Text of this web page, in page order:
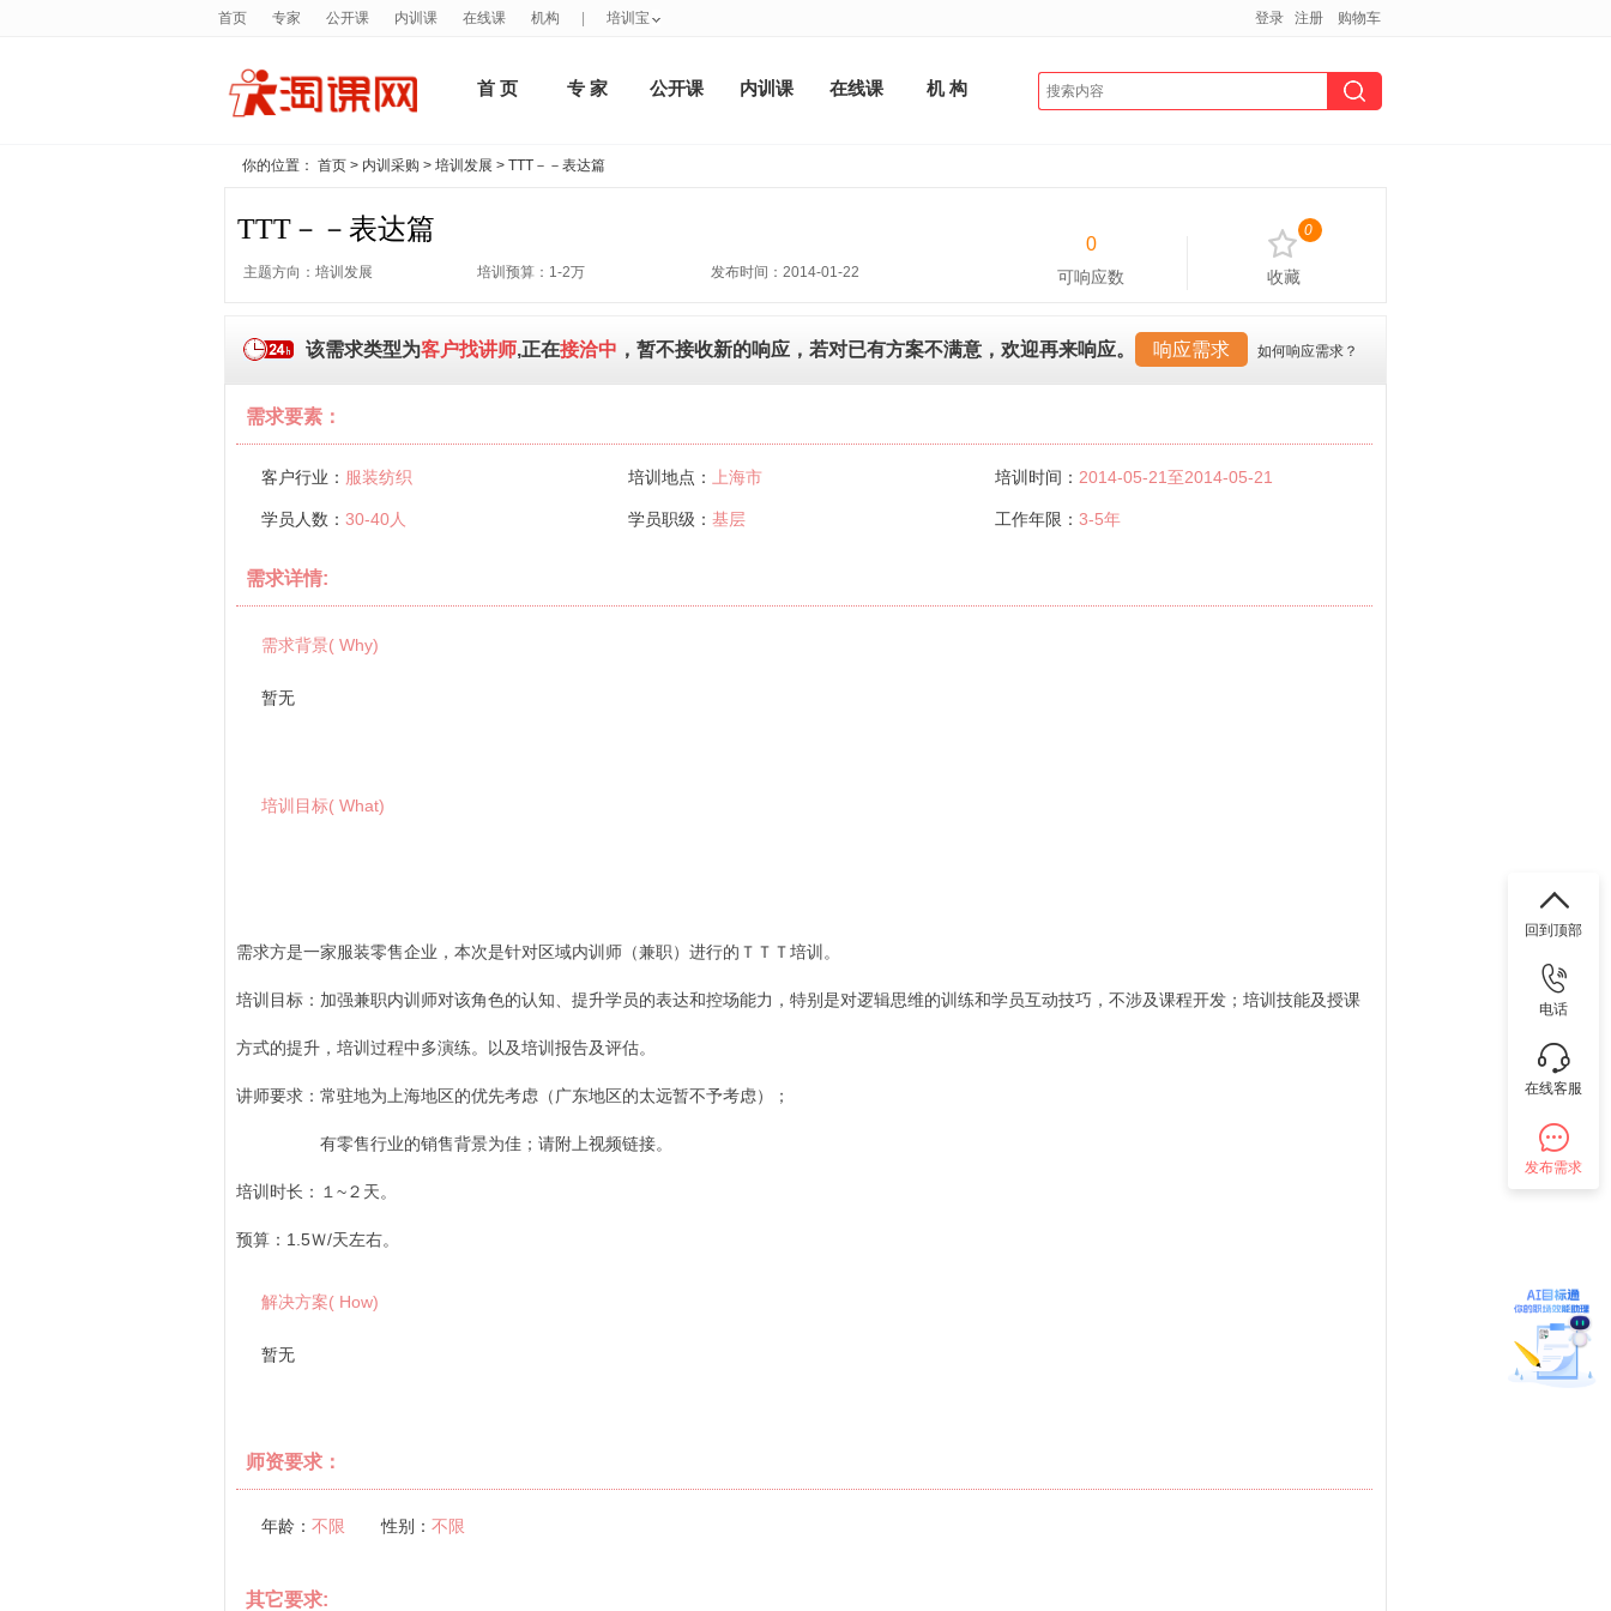
首页 专家 公开课 内训课 在线课 机构 培训宝 登录 注册 购物车
首 页 专 家 公开课 内训课 在线课 机 构
你的位置： 首页 > 内训采购 > 培训发展 > TTT－－表达篇
TTT－－表达篇
主题方向：培训发展 培训预算：1-2万 发布时间：2014-01-22
0
可响应数
0
收藏
响应需求 如何响应需求？
该需求类型为客户找讲师,正在接洽中 ，暂不接收新的响应，若对已有方案不满意，欢迎再来响应。
需求要素：
客户行业： 服装纺织 培训地点： 上海市 培训时间： 2014-05-21至2014-05-21
学员人数： 30-40人 学员职级： 基层 工作年限： 3-5年
需求详情:
需求背景( Why)
暂无
培训目标( What)
需求方是一家服装零售企业，本次是针对区域内训师（兼职）进行的ＴＴＴ培训。
培训目标：加强兼职内训师对该角色的认知、提升学员的表达和控场能力，特别是对逻辑思维的训练和学员互动技巧，不涉及课程开发；培训技能及授课
方式的提升，培训过程中多演练。以及培训报告及评估。
讲师要求：常驻地为上海地区的优先考虑（广东地区的太远暂不予考虑）；
有零售行业的销售背景为佳；请附上视频链接。
培训时长：１~２天。
预算：1.5Ｗ/天左右。
解决方案( How)
暂无
师资要求：
年龄： 不限 性别： 不限
其它要求:
回到顶部
电话
在线客服
发布需求